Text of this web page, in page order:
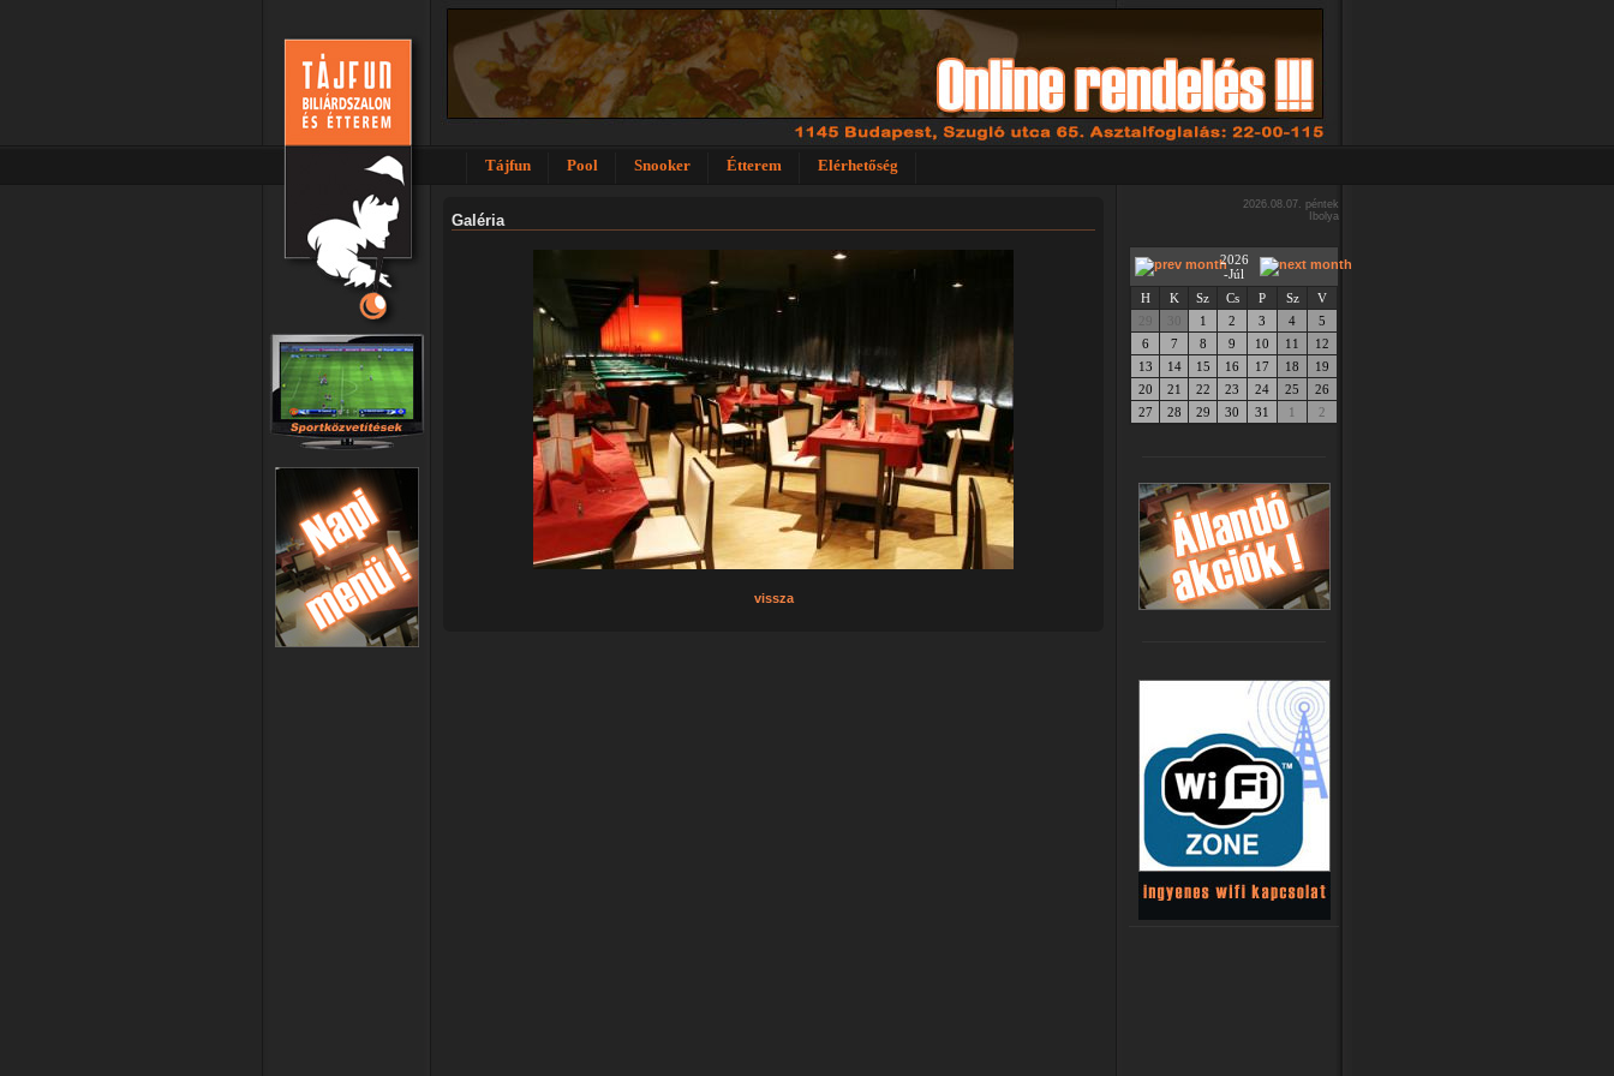
Tájfun Pool Snooker Étterem Elérhetőség
Galéria
vissza
2026.08.07. péntek
Ibolya
2026
-Júl
H
K Sz Cs P Sz
V
1 2 3 4
5
6
7 8 9 10 11
12
13
14 15 16 17 18
19
20
21 22 23 24 25
26
27
28 29 30 31 1 2